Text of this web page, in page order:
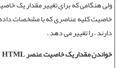
خاصیت کلیه عناصری که با مشخصات
دارند ، را تغییر می دهد .
خواندن مقدار یک خاصیت عنصر HTML